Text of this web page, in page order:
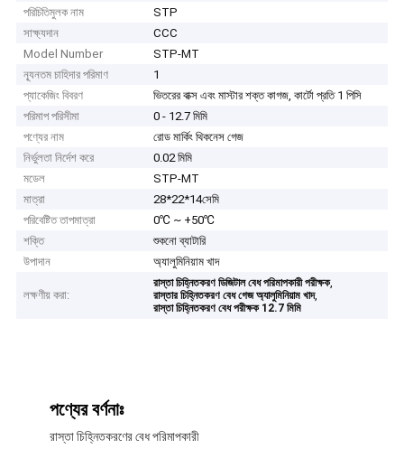
পরিচিতিমুলক নাম
STP
সাক্ষ্যদান
CCC
Model Number
STP-MT
ন্যূনতম চাহিদার পরিমাণ
1
প্যাকেজিং বিবরণ
ভিতরের বাক্স এবং মাস্টার শক্ত কাগজ, কার্টো প্রতি 1 পিসি
পরিমাপ পরিসীমা
0 - 12.7 মিমি
পণ্যের নাম
রোড মার্কিং থিকনেস গেজ
নির্ভুলতা নির্দেশ করে
0.02 মিমি
মডেল
STP-MT
মাত্রা
28*22*14সেমি
পরিবেষ্টিত তাপমাত্রা
0℃ ~ +50℃
শক্তি
শুকনো ব্যাটারি
উপাদান
অ্যালুমিনিয়াম খাদ
লক্ষণীয় করা:
রাস্তা চিহ্নিতকরণ ডিজিটাল বেধ পরিমাপকারী পরীক্ষক,
রাস্তার চিহ্নিতকরণ বেধ গেজ অ্যালুমিনিয়াম খাদ,
রাস্তা চিহ্নিতকরণ বেধ পরীক্ষক 12.7 মিমি
পণ্যের বর্ণনাঃ
রাস্তা চিহ্নিতকরণের বেধ পরিমাপকারী